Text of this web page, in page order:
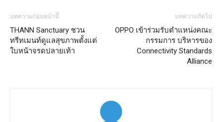
บทความก่อนหน้านี้
THANN Sanctuary​ ชวน
ทรีทเมนท์ดูแลสุขภาพตั้งแต่
ใบหน้าจรดปลายเท้า
บทความถัดไป
OPPO เข้าร่วมรับตำแหน่งคณะ
กรรมการ บริหารของ
Connectivity Standards
Alliance